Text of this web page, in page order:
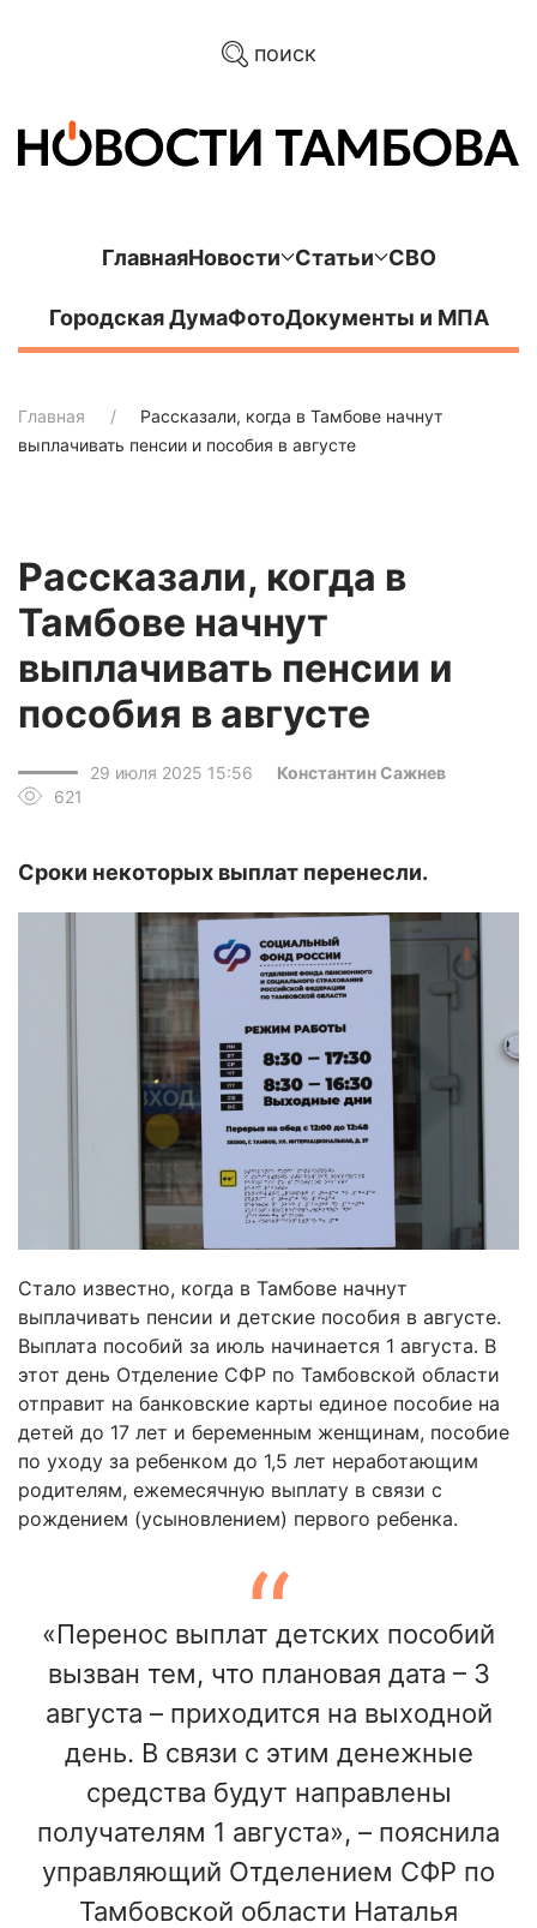
поиск
ГлавнаяНовости Статьи СВО
Городская ДумаФотоДокументы и МПА
Главная
Рассказали, когда в Тамбове начнут
выплачивать пенсии и пособия в августе
Рассказали, когда в
Тамбове начнут
выплачивать пенсии и
пособия в августе
29 июля 2025 15:56
Константин Сажнев
621
Сроки некоторых выплат перенесли.
Стало известно, когда в Тамбове начнут
выплачивать пенсии и детские пособия в августе.
Выплата пособий за июль начинается 1 августа. В
этот день Отделение СФР по Тамбовской области
отправит на банковские карты единое пособие на
детей до 17 лет и беременным женщинам, пособие
по уходу за ребенком до 1,5 лет неработающим
родителям, ежемесячную выплату в связи с
рождением (усыновлением) первого ребенка.
«Перенос выплат детских пособий
вызван тем, что плановая дата – 3
августа – приходится на выходной
день. В связи с этим денежные
средства будут направлены
получателям 1 августа», – пояснила
управляющий Отделением СФР по
Тамбовской области Наталья